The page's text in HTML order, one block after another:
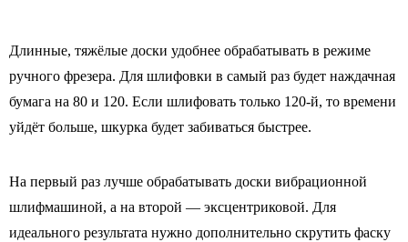
Длинные, тяжёлые доски удобнее обрабатывать в режиме
ручного фрезера. Для шлифовки в самый раз будет наждачная
бумага на 80 и 120. Если шлифовать только 120-й, то времени
уйдёт больше, шкурка будет забиваться быстрее.
На первый раз лучше обрабатывать доски вибрационной
шлифмашиной, а на второй — эксцентриковой. Для
идеального результата нужно дополнительно скрутить фаску